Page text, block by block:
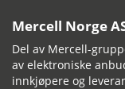
Mercell Norge
Del av Mercell-
av elektroniske
innkjøpere og